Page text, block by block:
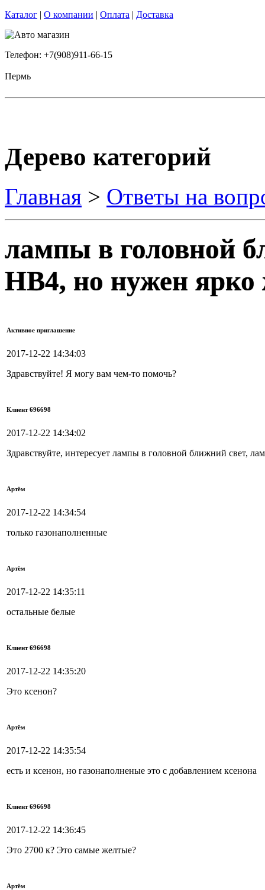
Каталог | О компании | Оплата | Доставка
Телефон: +7(908)911-66-15
Пермь
Дерево категорий
Главная > Ответы на
лампы в головной
HB4, но нужен
Активное приглашение
2017-12-22 14:34:03
Здравствуйте! Я могу вам чем-то помочь?
Клиент 696698
2017-12-22 14:34:02
Здравствуйте, интересует лампы в головной ближний свет,
Артём
2017-12-22 14:34:54
только газонаполненные
Артём
2017-12-22 14:35:11
остальные белые
Клиент 696698
2017-12-22 14:35:20
Это ксенон?
Артём
2017-12-22 14:35:54
есть и ксенон, но газонаполненые это с добавлением ксенона
Клиент 696698
2017-12-22 14:36:45
Это 2700 к? Это самые желтые?
Артём